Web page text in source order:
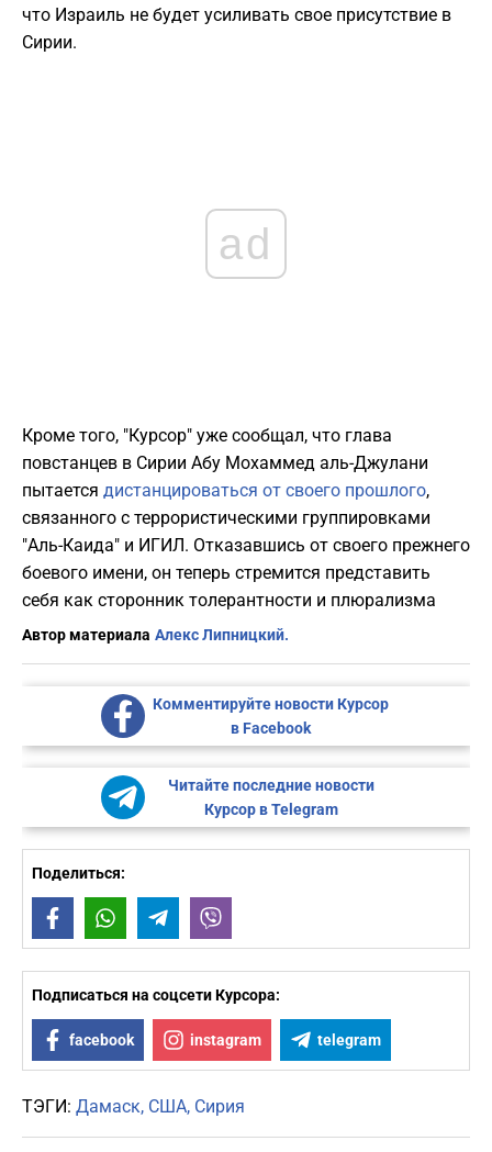
что Израиль не будет усиливать свое присутствие в
Сирии.
ad
Кроме того, "Курсор" уже сообщал, что глава
повстанцев в Сирии Абу Мохаммед аль-Джулани
пытается дистанцироваться от своего прошлого,
связанного с террористическими группировками
"Аль-Каида" и ИГИЛ. Отказавшись от своего прежнего
боевого имени, он теперь стремится представить
себя как сторонник толерантности и плюрализма
Автор материала Алекс Липницкий.
Комментируйте новости Курсор
в Facebook
Читайте последние новости
Курсор в Telegram
Поделиться:
FacebookWhatsAppTelegram
Подписаться на соцсети Курсора:
facebook instagram telegram
ТЭГИ: Дамаск США Сирия